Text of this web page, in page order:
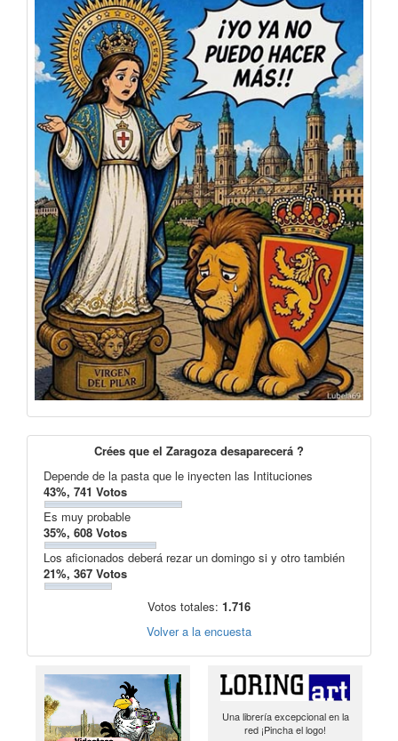
Crées que el Zaragoza desaparecerá ?
Depende de la pasta que le inyecten las Intituciones
43%, 741 Votos
Es muy probable
35%, 608 Votos
Los aficionados deberá rezar un domingo si y otro también
21%, 367 Votos
Votos totales: 1.716
Volver a la encuesta
Una librería excepcional en la
red ¡Pincha el logo!